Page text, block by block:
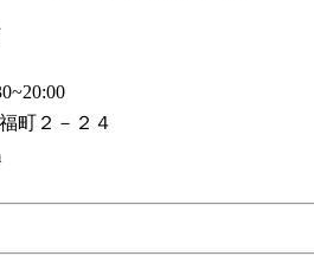
町２－２４